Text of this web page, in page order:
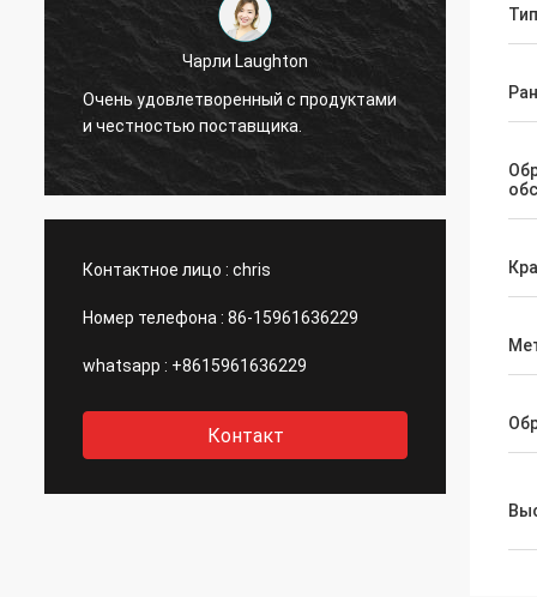
Чарли Laughton
Очень удовлетворенный с продуктами
и честностью поставщика.
даже
Контактное лицо : chris
Номер телефона : 86-15961636229
whatsapp : +8615961636229
Контакт
Тип